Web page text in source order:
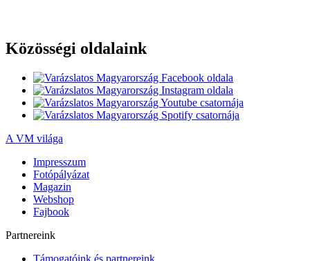
Közösségi oldalaink
A VM világa
Impresszum
Fotópályázat
Magazin
Webshop
Fajbook
Partnereink